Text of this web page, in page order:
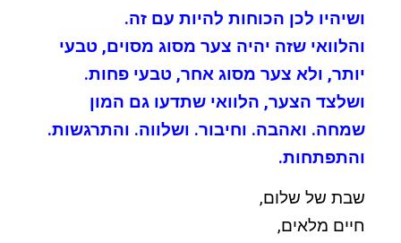
ושיהיו לכן הכוחות להיות עם זה.
והלוואי שזה יהיה צער מסוג מסוים, טבעי
יותר, ולא צער מסוג אחר, טבעי פחות.
ושלצד הצער, הלוואי שתדעו גם המון
שמחה. ואהבה. וחיבור. ושלווה. והתרגשות.
והתפתחות.
שבת של שלום,
חיים מלאים,